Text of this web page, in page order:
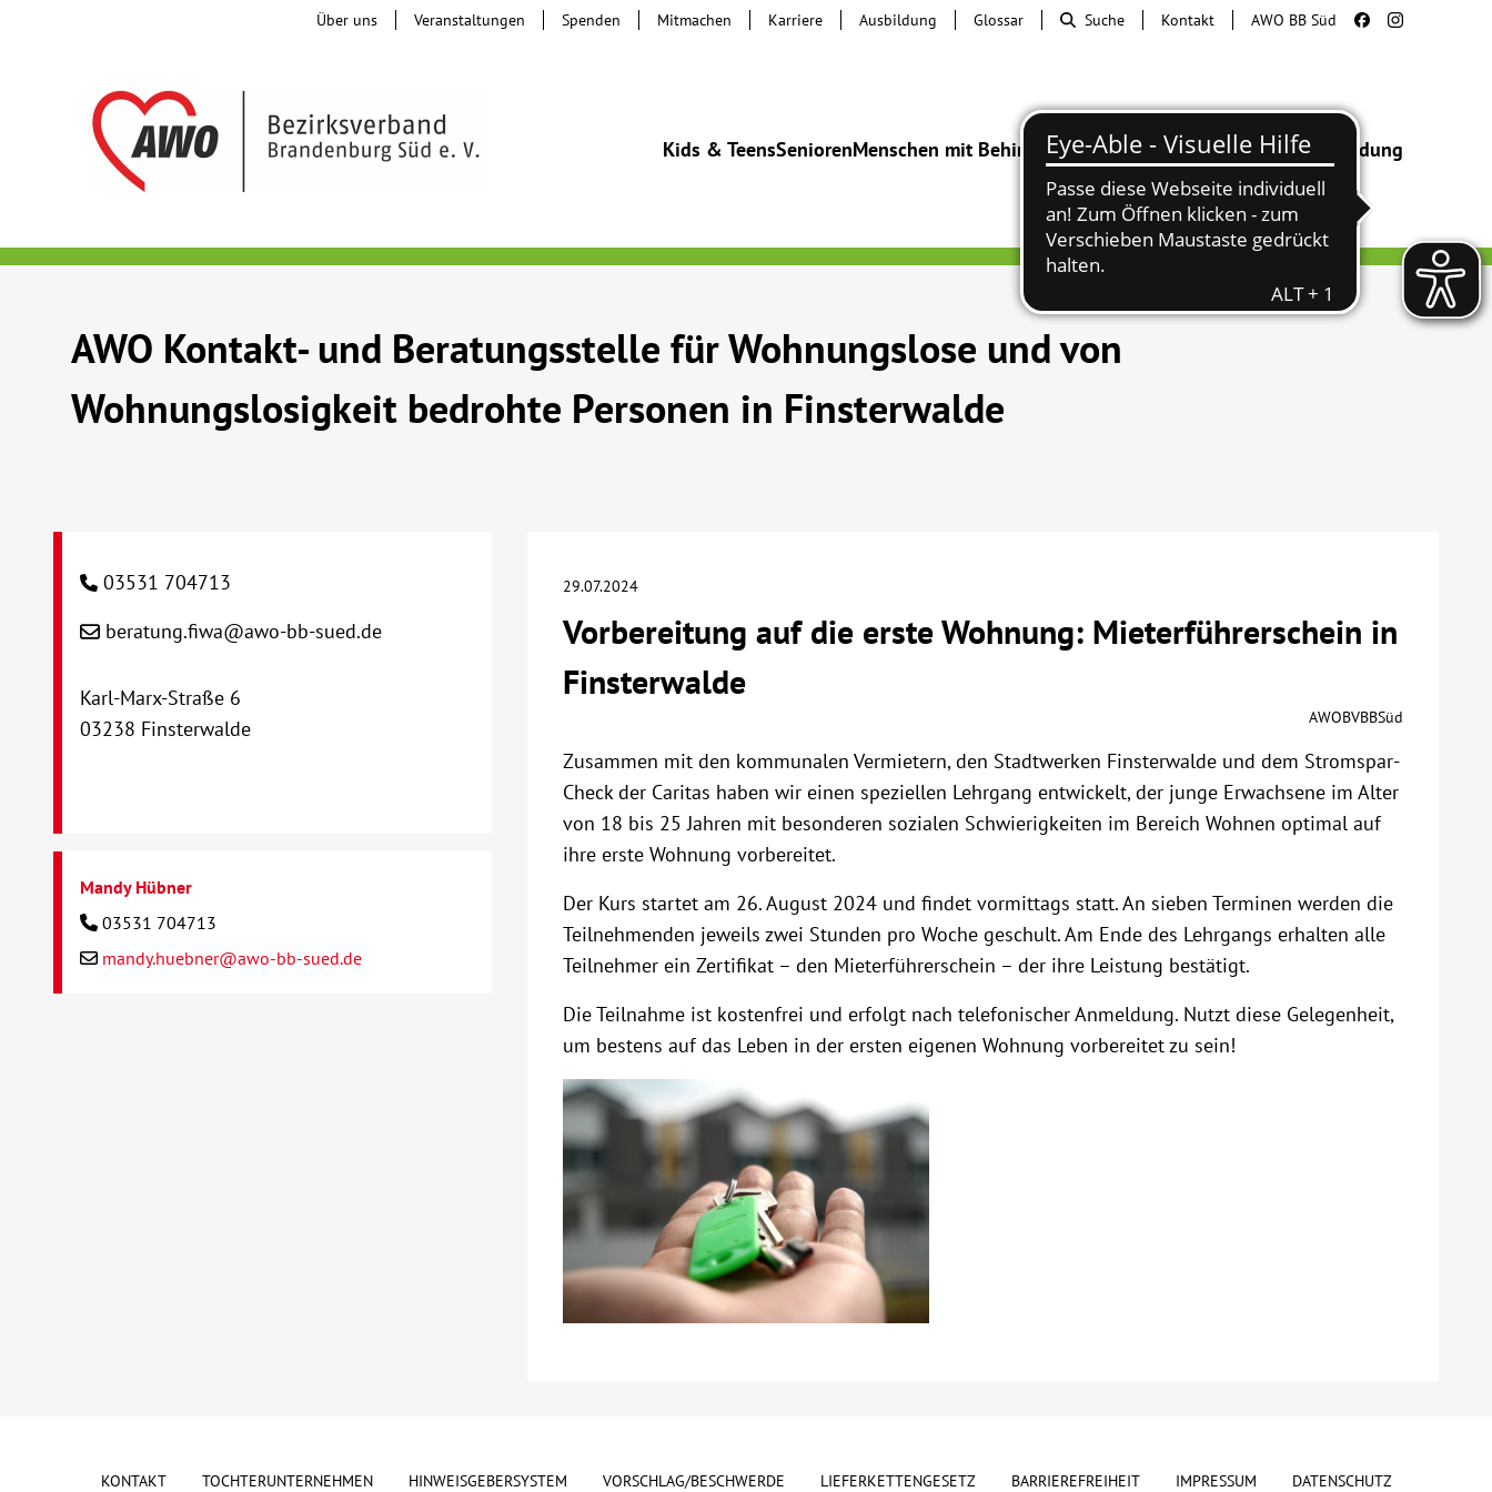
Kids & TeensSeniorenMenschen mit BehinderungBeratung & HilfeBegegnung Bildung
Über uns Veranstaltungen Spenden Mitmachen Karriere Ausbildung Glossar Suche Kontakt AWO BB Süd
AWO Kontakt- und Beratungsstelle für Wohnungslose und von
Wohnungslosigkeit bedrohte Personen in Finsterwalde
29.07.2024
Vorbereitung auf die erste Wohnung: Mieterführerschein in
Finsterwalde
AWOBVBBSüd
Zusammen mit den kommunalen Vermietern, den Stadtwerken Finsterwalde und dem Stromspar-
Check der Caritas haben wir einen speziellen Lehrgang entwickelt, der junge Erwachsene im Alter
von 18 bis 25 Jahren mit besonderen sozialen Schwierigkeiten im Bereich Wohnen optimal auf
ihre erste Wohnung vorbereitet.
Der Kurs startet am 26. August 2024 und findet vormittags statt. An sieben Terminen werden die
Teilnehmenden jeweils zwei Stunden pro Woche geschult. Am Ende des Lehrgangs erhalten alle
Teilnehmer ein Zertifikat – den Mieterführerschein – der ihre Leistung bestätigt.
Die Teilnahme ist kostenfrei und erfolgt nach telefonischer Anmeldung. Nutzt diese Gelegenheit,
um bestens auf das Leben in der ersten eigenen Wohnung vorbereitet zu sein!
03531 704713
beratung.fiwa@awo-bb-sued.de
Karl-Marx-Straße 6
03238 Finsterwalde
Mandy Hübner
03531 704713
mandy.huebner@awo-bb-sued.de
KONTAKT TOCHTERUNTERNEHMEN HINWEISGEBERSYSTEM VORSCHLAG/BESCHWERDE LIEFERKETTENGESETZ BARRIEREFREIHEIT IMPRESSUM DATENSCHUTZ